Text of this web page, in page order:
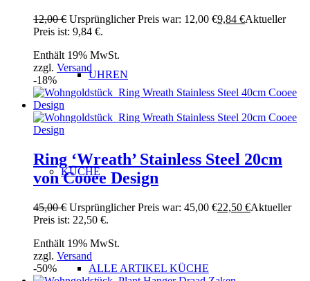
UHREN
KÜCHE
ALLE ARTIKEL KÜCHE
12,00€ Ursprünglicher Preis war: 12,00 €9,84 €Aktueller
Preis ist: 9,84 €.
Enthält 19% MwSt.
zzgl. Versand
-18%
Ring ‘Wreath’ Stainless Steel 20cm
von Cooee Design
45,00€ Ursprünglicher Preis war: 45,00 €22,50 €Aktueller
Preis ist: 22,50 €.
Enthält 19% MwSt.
zzgl. Versand
-50%